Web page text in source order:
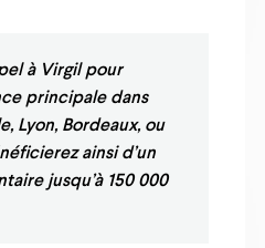
à Virgil pour
principale dans
Lyon, Bordeaux, ou
ainsi d’un
jusqu’à 150 000